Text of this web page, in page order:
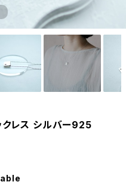
クレス シルバー925